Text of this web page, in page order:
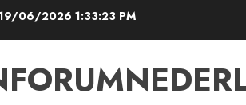
06/2026 1:33:24 PM